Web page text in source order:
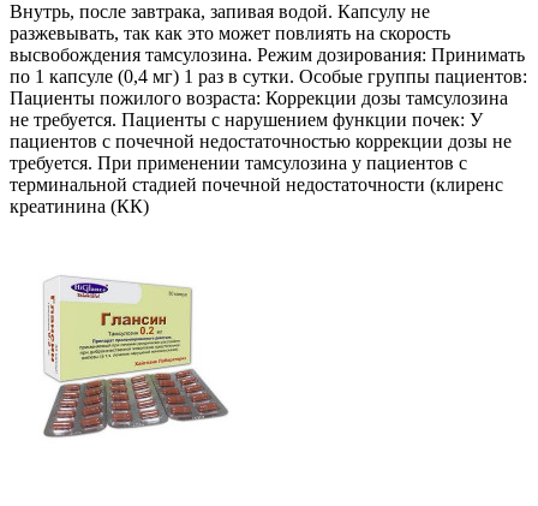
Внутрь, после завтрака, запивая водой. Капсулу не
разжевывать, так как это может повлиять на скорость
высвобождения тамсулозина. Режим дозирования: Принимать
по 1 капсуле (0,4 мг) 1 раз в сутки. Особые группы пациентов:
Пациенты пожилого возраста: Коррекции дозы тамсулозина
не требуется. Пациенты с нарушением функции почек: У
пациентов с почечной недостаточностью коррекции дозы не
требуется. При применении тамсулозина у пациентов с
терминальной стадией почечной недостаточности (клиренс
креатинина (КК)